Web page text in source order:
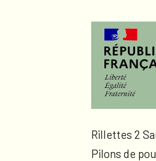
Rillettes 2
Pilons de